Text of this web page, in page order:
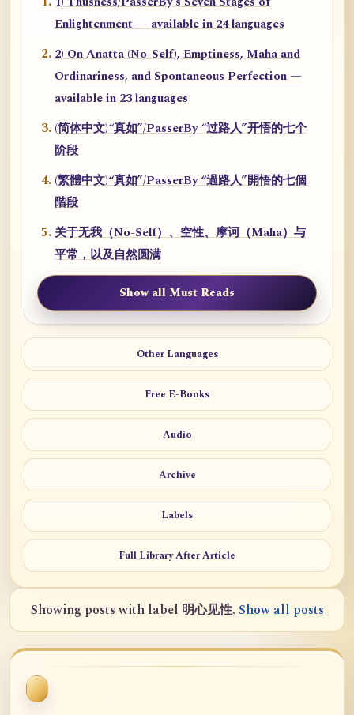
Enlightenment — available in 24 languages
2) On Anatta (No-Self), Emptiness, Maha and
Ordinariness, and Spontaneous Perfection —
available in 23 languages
(简体中文)“真如”/PasserBy “过路人”开悟的七个
阶段
(繁體中文)“真如”/PasserBy “過路人”開悟的七個
階段
关于无我（No-Self）、空性、摩诃（Maha）与
平常，以及自然圆满
Show all Must Reads
Other Languages
Free E-Books
Audio
Archive
Labels
Full Library After Article
Showing posts with label 明心见性.Show all posts